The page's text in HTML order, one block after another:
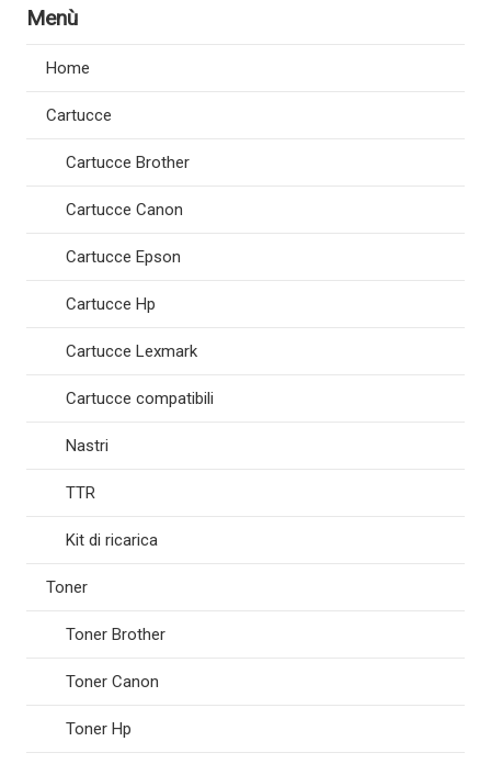
Menù
Home
Cartucce
Cartucce Brother
Cartucce Canon
Cartucce Epson
Cartucce Hp
Cartucce Lexmark
Cartucce compatibili
Nastri
TTR
Kit di ricarica
Toner
Toner Brother
Toner Canon
Toner Hp